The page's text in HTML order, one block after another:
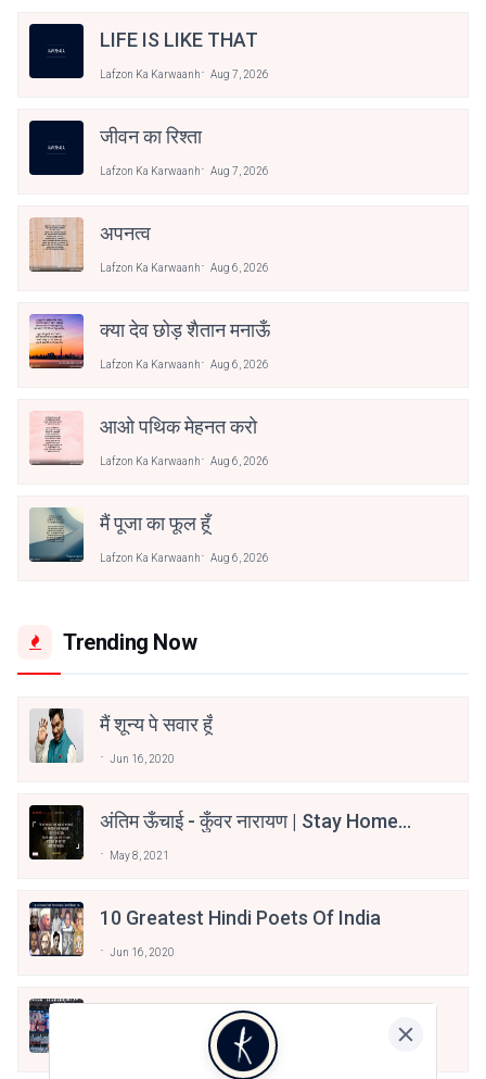
LIFE IS LIKE THAT
Lafzon Ka Karwaanh Aug 7, 2026
जीवन का रिश्ता
Lafzon Ka Karwaanh Aug 7, 2026
अपनत्व
Lafzon Ka Karwaanh Aug 6, 2026
क्या देव छोड़ शैतान मनाऊँ
Lafzon Ka Karwaanh Aug 6, 2026
आओ पथिक मेहनत करो
Lafzon Ka Karwaanh Aug 6, 2026
मैं पूजा का फूल हूँ
Lafzon Ka Karwaanh Aug 6, 2026
Trending Now
मैं शून्य पे सवार हूँ
Jun 16, 2020
अंतिम ऊँचाई - कुँवर नारायण | Stay Home
May 8, 2021
10 Greatest Hindi Poets Of India
Jun 16, 2020
तू भी है राणा का वंशज फेंक जहां तक भाला जाए:
वाहिद अली वाहिद